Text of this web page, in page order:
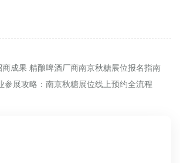
成果 精酿啤酒厂商南京秋糖展位报名指南
参展攻略：南京秋糖展位线上预约全流程